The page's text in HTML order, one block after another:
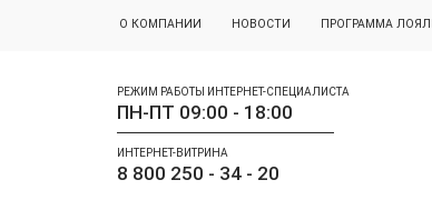
О КОМПАНИИ НОВОСТИ ПРОГРАММА
РЕЖИМ РАБОТЫ ИНТЕРНЕТ-СПЕЦИАЛИСТА
ПН-ПТ 09:00 - 18:00
ИНТЕРНЕТ-ВИТРИНА
8 800 250 - 34 - 20